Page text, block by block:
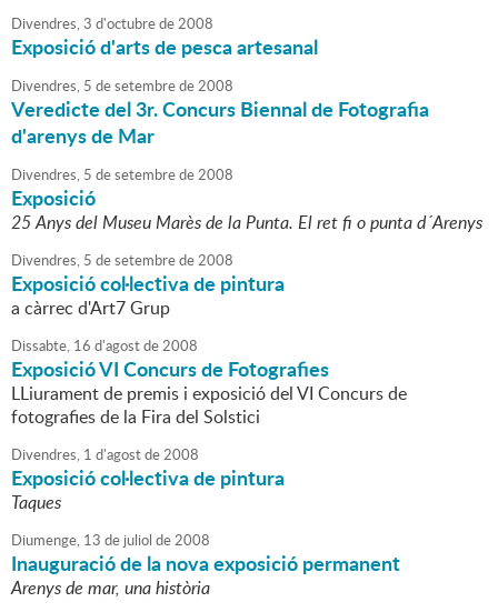
Divendres,3 d'octubrede2008
Exposició d'arts de pesca artesanal
Divendres, 5 desetembrede2008
Veredicte del 3r. Concurs Biennal de Fotografia
d'arenys de Mar
Divendres, 5 desetembrede2008
Exposició
25 Anys del Museu Marès de la Punta. El ret fi o punta d´Arenys
Divendres, 5 desetembrede2008
Exposició col·lectiva de pintura
a càrrec d'Art7 Grup
Dissabte, 16 d'agostde2008
Exposició VI Concurs de Fotografies
LLiurament de premis i exposició del VI Concurs de
fotografies de la Fira del Solstici
Divendres, 1 d'agostde2008
Exposició col·lectiva de pintura
Taques
Diumenge, 13 de juliol de2008
Inauguració de la nova exposició permanent
Arenys de mar, una història